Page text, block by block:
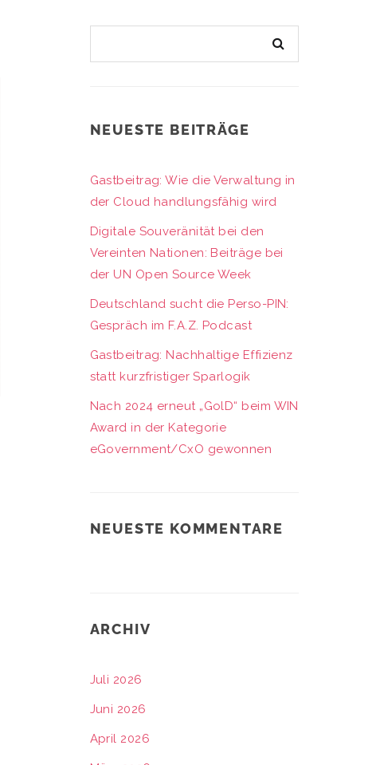
NEUESTE BEITRÄGE
Gastbeitrag: Wie die Verwaltung in
der Cloud handlungsfähig wird
Digitale Souveränität bei den
Vereinten Nationen: Beiträge bei
der UN Open Source Week
Deutschland sucht die Perso-PIN:
Gespräch im F.A.Z. Podcast
Gastbeitrag: Nachhaltige Effizienz
statt kurzfristiger Sparlogik
Nach 2024 erneut „GolD“ beim WIN
Award in der Kategorie
eGovernment/CxO gewonnen
NEUESTE KOMMENTARE
ARCHIV
Juli 2026
Juni 2026
April 2026